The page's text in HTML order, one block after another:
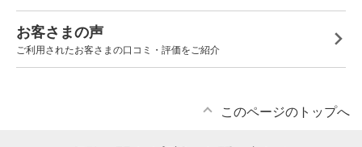
お客さまの声
ご利用されたお客さまの口コミ・評価をご紹介
このページのトップへ